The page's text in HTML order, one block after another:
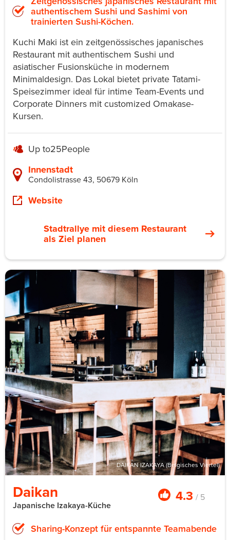
authentischem Sushi und Sashimi von
trainierten Sushi-Köchen.
Kuchi Maki ist ein zeitgenössisches japanisches
Restaurant mit authentischem Sushi und
asiatischer Fusionsküche in modernem
Minimaldesign. Das Lokal bietet private Tatami-
Speisezimmer ideal für intime Team-Events und
Corporate Dinners mit customized Omakase-
Kursen.
Up to25People
Innenstadt
Condolistrasse 43, 50679 Köln
Website
Stadtrallye mit diesem Restaurant
als Ziel planen
DAIKAN IZAKAYA (Belgisches Viertel)
Daikan
Japanische Izakaya-Küche
4.3 / 5
Sharing-Konzept für entspannte Teamabende